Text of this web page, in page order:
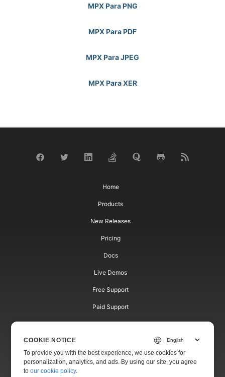
MPX Para PNG
MPX Para PDF
MPX Para JPEG
MPX Para XER
Home
Products
New Releases
Pricing
Docs
Live Demos
Free Support
Paid Support
Paid Consulting
Websites
COOKIE NOTICE
To provide you with the best experience, we use cookies for
personalization, analytics, and ads. By using our site, you agree
toour cookie policy.